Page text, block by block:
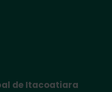
de Itacoatiara